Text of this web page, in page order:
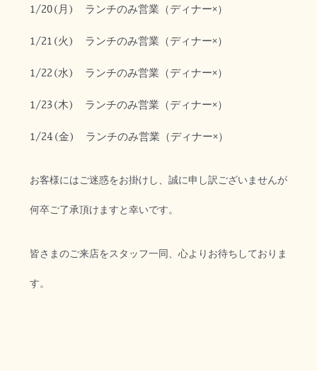
1/20(月) ランチのみ営業（ディナー×）
1/21(火) ランチのみ営業（ディナー×）
1/22(水) ランチのみ営業（ディナー×）
1/23(木) ランチのみ営業（ディナー×）
1/24(金) ランチのみ営業（ディナー×）
お客様にはご迷惑をお掛けし、誠に申し訳ございませんが
何卒ご了承頂けますと幸いです。
皆さまのご来店をスタッフ一同、心よりお待ちしておりま
す。